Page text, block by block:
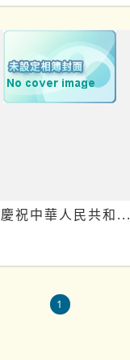
祝中華人民共和...
1